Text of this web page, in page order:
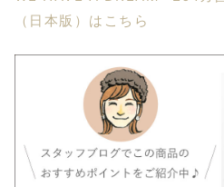
（日本版）はこちら